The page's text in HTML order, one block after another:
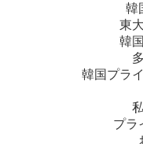
韓
東
韓
韓国プラ
プラ